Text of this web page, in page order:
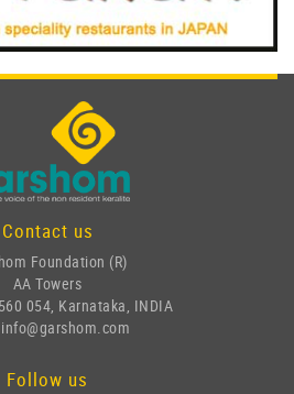
Contact us
Foundation (R)
AA Towers
054, Karnataka, INDIA
Follow us